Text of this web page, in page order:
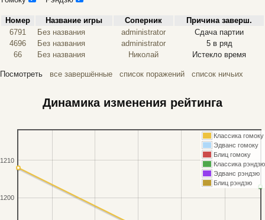
Номер Название игры Соперник
Причина заверш.
6791
Без названия administrator
Сдача партии
4696
Без названия administrator
5 в ряд
66
Без названия Николай Истекло время
Посмотреть все завершённые список поражений список ничьих
Динамика изменения рейтинга
1200
1210
Классика гомоку
Эдванс гомоку
Блиц гомоку
Классика рэндзю
Эдванс рэндзю
Блиц рэндзю